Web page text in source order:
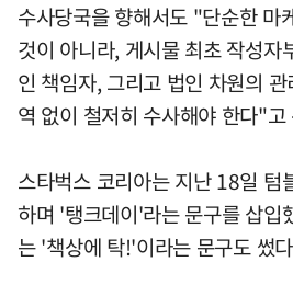
수사당국을 향해서도 "단순한 마
것이 아니라, 게시물 최초 작성자
인 책임자, 그리고 법인 차원의
역 없이 철저히 수사해야 한다"고
스타벅스 코리아는 지난 18일 텀
하며 '탱크데이'라는 문구를 삽입
는 '책상에 탁!'이라는 문구도 썼